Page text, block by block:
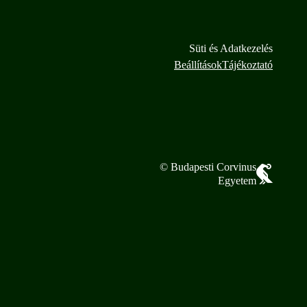
Süti és Adatkezelés
BeállításokTájékoztató
© Budapesti Corvinus
Egyetem